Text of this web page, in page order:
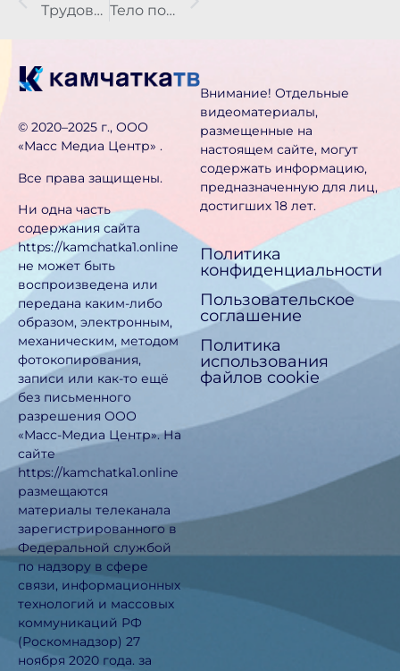
Трудовые отряды приводят в порядок Петропавловск-Камчатский Тело пожилой женщины обнаружено после пожара в Петропавловске-Камчатском
©️ 2020–2025 г., ООО
«Масс Медиа Центр» .
Все права защищены.
Ни одна часть
содержания сайта
https://kamchatka1.online
не может быть
воспроизведена или
передана каким-либо
образом, электронным,
механическим, методом
фотокопирования,
записи или как-то ещё
без письменного
разрешения ООО
«Масс-Медиа Центр». На
сайте
https://kamchatka1.online
размещаются
материалы телеканала
зарегистрированного в
Федеральной службой
по надзору в сфере
связи, информационных
технологий и массовых
коммуникаций РФ
(Роскомнадзор) 27
ноября 2020 года. за
Внимание! Отдельные
видеоматериалы,
размещенные на
настоящем сайте, могут
содержать информацию,
предназначен­ную для лиц,
достигших 18 лет.
Политика
конфиденциальности
Пользовательское
соглашение
Политика
использования
файлов cookie